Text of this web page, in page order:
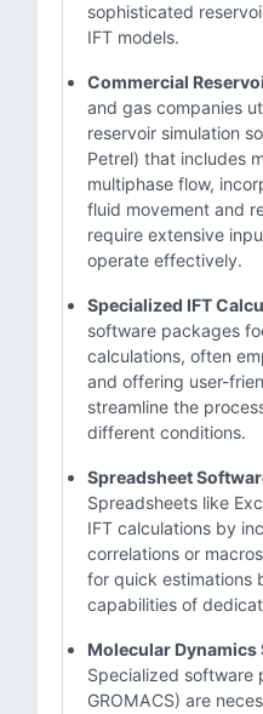
sophisticated
IFT models.
Commercial
and gas companies
reservoir simulation
Petrel) that includes
multiphase flow,
fluid movement and
require extensive
operate effectively.
Specialized IFT
software packages
calculations, often
and offering user-
streamline the
different conditions.
Spreadsheet
Spreadsheets like
IFT calculations by
correlations or
for quick estimations
capabilities of
Molecular Dynamics
Specialized software
GROMACS) are